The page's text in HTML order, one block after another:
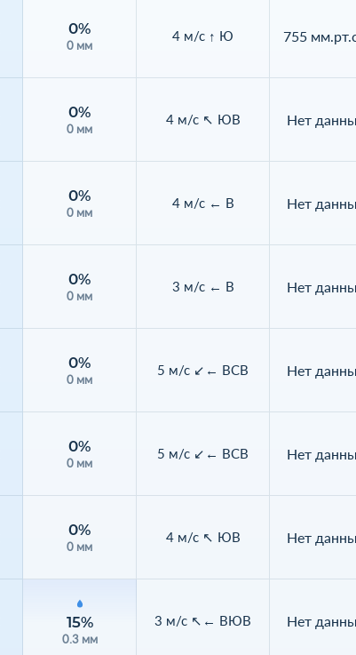
0%
0 мм
4 м/с ↑ Ю 755
0%
0 мм
4 м/с ↖ ЮВ Нет
0%
0 мм
4 м/с ← В Нет
0%
0 мм
3 м/с ← В Нет
0%
0 мм
5 м/с ↙← ВСВ Нет
0%
0 мм
5 м/с ↙← ВСВ Нет
0%
0 мм
4 м/с ↖ ЮВ Нет
15%
0.3 мм
3 м/с ↖← ВЮВ Нет